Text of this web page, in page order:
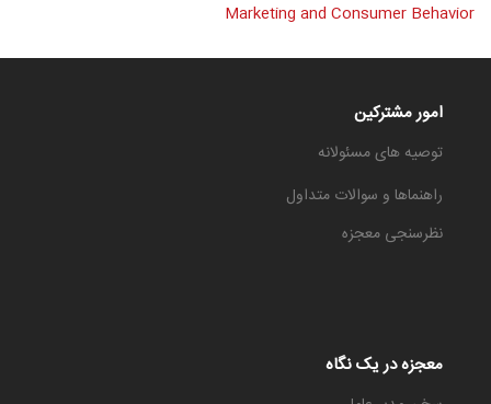
Marketing and Consumer Behavior
امور مشترکین
توصیه های مسئولانه
راهنماها و سوالات متداول
نظرسنجی معجزه
معجزه در یک نگاه